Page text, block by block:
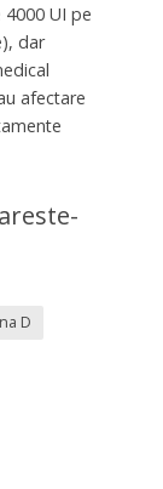
UI pe
dar
afectare
D